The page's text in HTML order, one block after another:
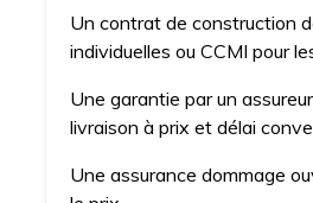
Un contrat de construction
individuelles ou CCMI pour
Une garantie par un
livraison à prix et délai
Une assurance dommage